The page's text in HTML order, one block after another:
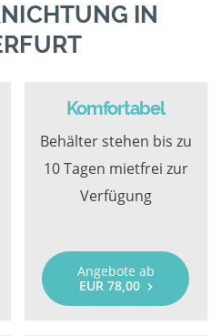
IN
Komfortabel
Behälter stehen bis zu
10 Tagen mietfrei zur
Verfügung
Angebote ab
EUR 78,00